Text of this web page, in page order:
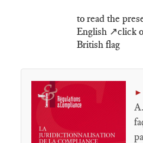
to read the
English ↗️click
British flag
►